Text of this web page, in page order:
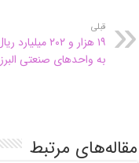
قبلی
۱۹ هزار و ۲۰۲
به واحدهای صنعتی
مقاله‌های مرتبط